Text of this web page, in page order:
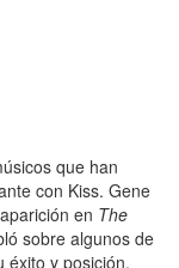
que han
con Kiss. Gene
en The
sobre algunos de
éxito y posición.